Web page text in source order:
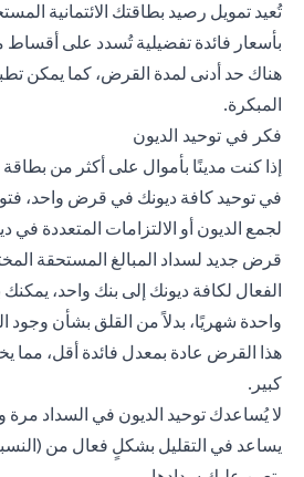
تُعيد تمويل رصيد بطاقتك الائتمانية
بأسعار فائدة تفضيلية تُسدد على
هناك حد أدنى لمدة القرض، كما يمكن
المبكرة.
فكر في توحيد الديون
إذا كنت مدينًا بأموال على أكثر من بطاقة
في توحيد كافة ديونك في قرض واحد،
لجمع الديون أو الالتزامات المتعددة
قرض جديد لسداد المبالغ المستحقة
الفعال لكافة ديونك إلى بنك واحد،
واحدة شهريًا، بدلاً من القلق بشأن وجود
هذا القرض عادة بمعدل فائدة أقل،
كبير.
لا يُساعدك توحيد الديون في السداد
يساعد في التقليل بشكلٍ فعال من